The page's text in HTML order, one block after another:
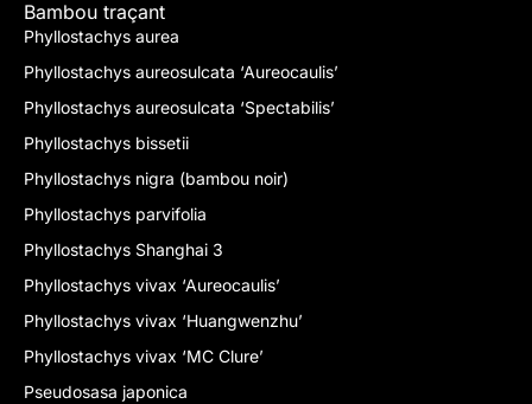
Bambou traçant
Phyllostachys aurea
Phyllostachys aureosulcata ‘Aureocaulis’
Phyllostachys aureosulcata ‘Spectabilis’
Phyllostachys bissetii
Phyllostachys nigra (bambou noir)
Phyllostachys parvifolia
Phyllostachys Shanghai 3
Phyllostachys vivax ‘Aureocaulis’
Phyllostachys vivax ‘Huangwenzhu’
Phyllostachys vivax ‘MC Clure’
Pseudosasa japonica